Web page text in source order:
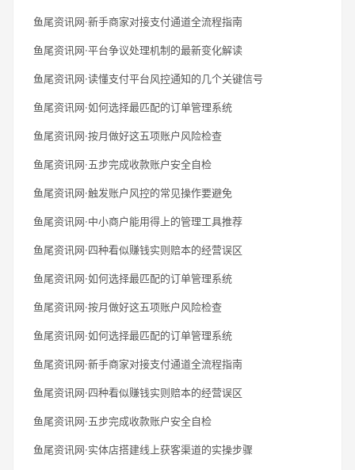
鱼尾资讯网·新手商家对接支付通道全流程指南
鱼尾资讯网·平台争议处理机制的最新变化解读
鱼尾资讯网·读懂支付平台风控通知的几个关键信号
鱼尾资讯网·如何选择最匹配的订单管理系统
鱼尾资讯网·按月做好这五项账户风险检查
鱼尾资讯网·五步完成收款账户安全自检
鱼尾资讯网·触发账户风控的常见操作要避免
鱼尾资讯网·中小商户能用得上的管理工具推荐
鱼尾资讯网·四种看似赚钱实则赔本的经营误区
鱼尾资讯网·如何选择最匹配的订单管理系统
鱼尾资讯网·按月做好这五项账户风险检查
鱼尾资讯网·如何选择最匹配的订单管理系统
鱼尾资讯网·新手商家对接支付通道全流程指南
鱼尾资讯网·四种看似赚钱实则赔本的经营误区
鱼尾资讯网·五步完成收款账户安全自检
鱼尾资讯网·实体店搭建线上获客渠道的实操步骤